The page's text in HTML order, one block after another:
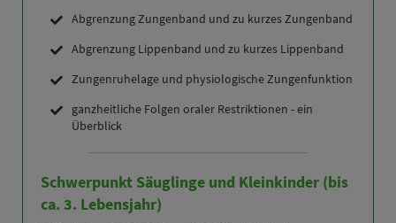
Abgrenzung Zungenband und zu kurzes Zungenband
Abgrenzung Lippenband und zu kurzes Lippenband
Zungenruhelage und physiologische Zungenfunktion
ganzheitliche Folgen oraler Restriktionen - ein
Überblick
Schwerpunkt Säuglinge und Kleinkinder (bis
ca. 3. Lebensjahr)